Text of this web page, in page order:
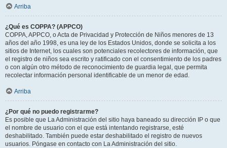
Arriba
¿Qué es COPPA? (APPCO)
COPPA, APPCO, o Acta de Privacidad y Protección de Niños menores de 13
años del año 1998, es una ley de los Estados Unidos, donde se solicita a los
sitios de Internet, los cuales son potenciales recolectores de información, que
el registro de niños sea escrito y ratificado con el consentimiento de los padres
o con algún otro método de reconocimiento de guardia legal, que permita
recolectar información personal identificable de un menor de edad.
Arriba
¿Por qué no puedo registrarme?
Es posible que La Administración del sitio haya baneado su dirección IP o que
el nombre de usuario con el que está intentando registrarse, esté
deshabilitado. También puede estar deshabilitado el registro de nuevos
usuarios. Póngase en contacto con La Administración del sitio.